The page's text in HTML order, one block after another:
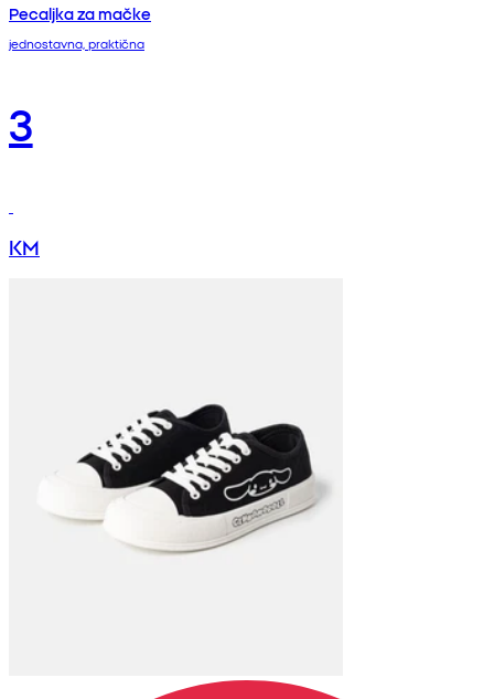
Pecaljka za mačke
jednostavna, praktična
3
KM